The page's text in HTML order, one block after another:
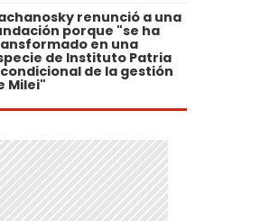
renunció a una
porque "se ha
en una
de Instituto Patria
de la gestión
Milei"